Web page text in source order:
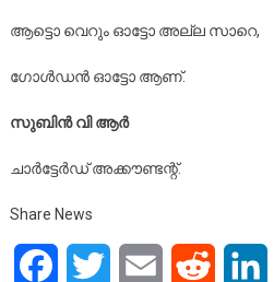
ആട്ടൊ വെറും ഓട്ടോ അല്ല സാറെ,
ഗോൾഡൻ ഓട്ടോ ആണ്.
സുബിൻ വി ആർ
ചാർട്ടേർഡ് അക്കൗണ്ടന്റ്.
Share News
FacebookTwitter Email Reddit